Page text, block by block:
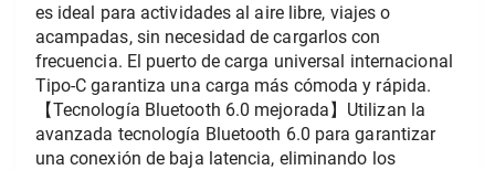
es ideal para actividades al aire libre, viajes o
acampadas, sin necesidad de cargarlos con
frecuencia. El puerto de carga universal internacional
Tipo-C garantiza una carga más cómoda y rápida.
【Tecnología Bluetooth 6.0 mejorada】Utilizan la
avanzada tecnología Bluetooth 6.0 para garantizar
una conexión de baja latencia, eliminando los